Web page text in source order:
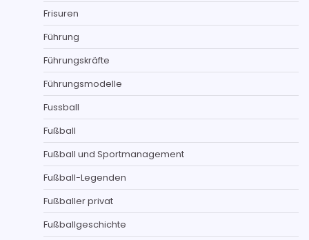
Frisuren
Führung
Führungskräfte
Führungsmodelle
Fussball
Fußball
Fußball und Sportmanagement
Fußball-Legenden
Fußballer privat
Fußballgeschichte